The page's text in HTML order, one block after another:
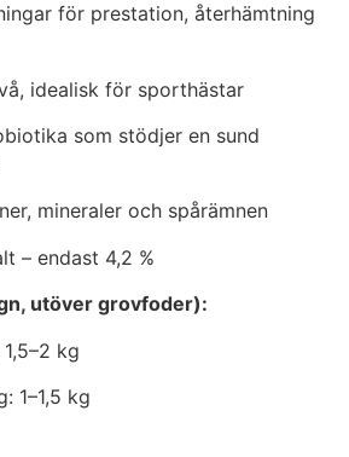
för prestation, återhämtning
idealisk för sporthästar
som stödjer en sund
mineraler och spårämnen
– endast 4,2 %
utöver grovfoder):
kg
1–1,5 kg